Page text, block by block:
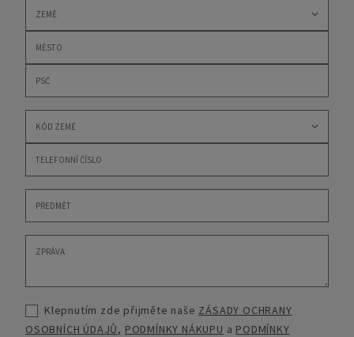
Klepnutím zde přijměte naše ZÁSADY OCHRANY
OSOBNÍCH ÚDAJŮ, PODMÍNKY NÁKUPU a PODMÍNKY